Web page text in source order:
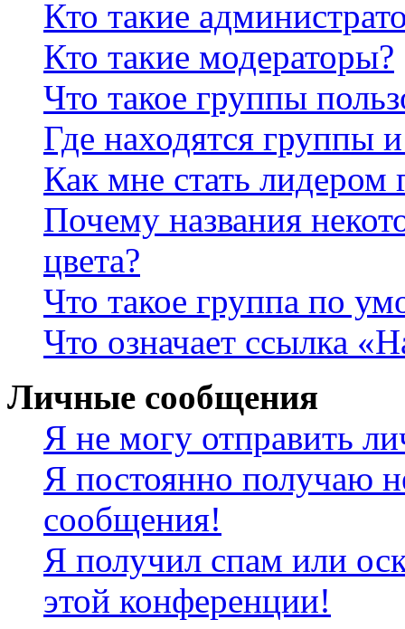
Кто такие
Кто такие модераторы?
Что такое группы
Где находятся группы
Как мне стать лидером
Почему названия
цвета?
Что такое группа по
Что означает ссылка
Личные сообщения
Я не могу отправить
Я постоянно получаю
сообщения!
Я получил спам или
этой конференции!